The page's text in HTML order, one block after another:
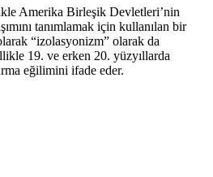
Amerika Birleşik Devletleri’nin
tanımlamak için kullanılan bir
“izolasyonizm” olarak da
19. ve erken 20. yüzyıllarda
eğilimini ifade eder.